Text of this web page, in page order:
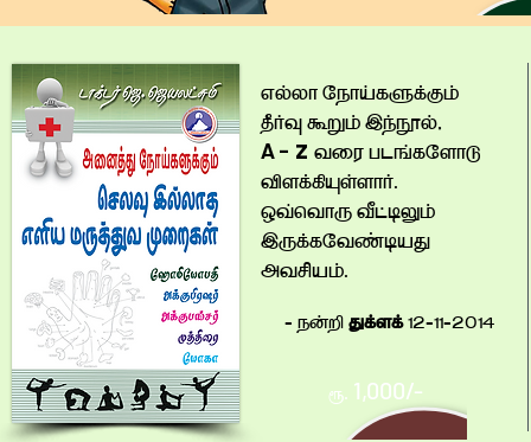
¨_éV ¼åVFïÓÂzD
yì¡ í®D ÖÍ±_,
A - z kç« Ã¦ºï¼áV|
sáÂþ¥^áVì.
ÎËØkVò Tâ½KD
ÖòÂï¼kõ½Bm
¶kEBD.
- å[¤ mÂáÂ12-11-2014
ரூ. 1,000/-